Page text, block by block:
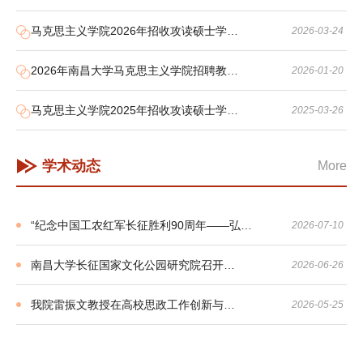
2026-03-24
马克思主义学院2026年招收攻读硕士学…
2026-01-20
2026年南昌大学马克思主义学院招聘教…
2025-03-26
马克思主义学院2025年招收攻读硕士学…
More
学术动态
2026-07-10
“纪念中国工农红军长征胜利90周年——弘…
2026-06-26
南昌大学长征国家文化公园研究院召开…
2026-05-25
我院雷振文教授在高校思政工作创新与…